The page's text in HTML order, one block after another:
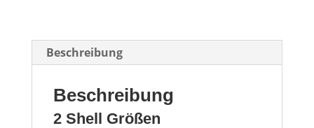
Beschreibung
Beschreibung
2 Shell Größen